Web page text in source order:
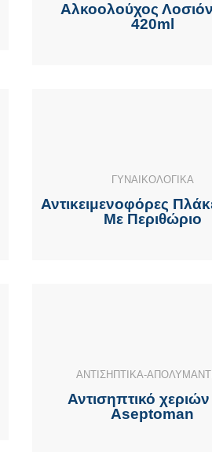
Αλκοολούχος
420ml
ΓΥΝΑΙΚΟΛΟΓΙΚΑ
Αντικειμενοφόρες
Με Περιθώριο
ΑΝΤΙΣΗΠΤΙΚΑ-
Αντισηπτικό χεριών
Aseptoman